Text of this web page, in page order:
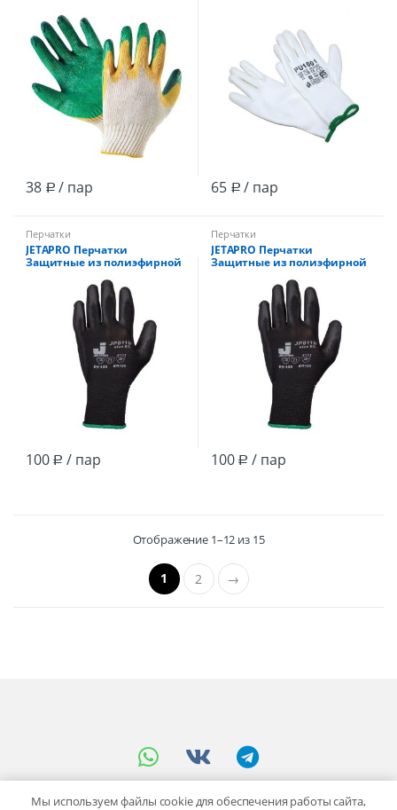
38 Р / пар 65 Р / пар
Перчатки
JETAPRO Перчатки
Защитные из полиэфирной
покрытием, цвет черный, XL
100 Р / пар
Перчатки
JETAPRO Перчатки
Защитные из полиэфирной
покрытием, цвет черный, L
100 Р / пар
Отображение 1–12 из 15
1 2 →
Мы используем файлы cookie для обеспечения работы сайта,